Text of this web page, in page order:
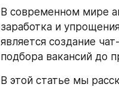
В современном мире
заработка и
является создание
подбора вакансий до
В этой статье мы